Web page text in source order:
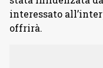
interessato
offrirà.